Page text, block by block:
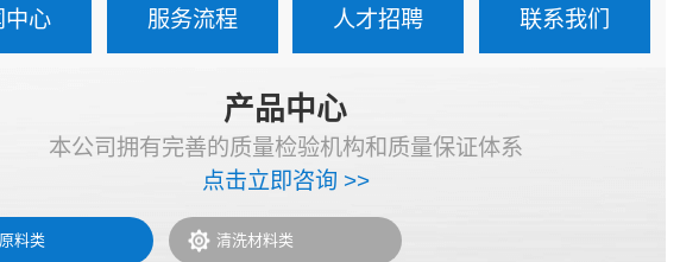
中心 服务流程 人才招聘 联系我们
产品中心
本公司拥有完善的质量检验机构和质量保证体系
点击立即咨询 >>
料类 清洗材料类